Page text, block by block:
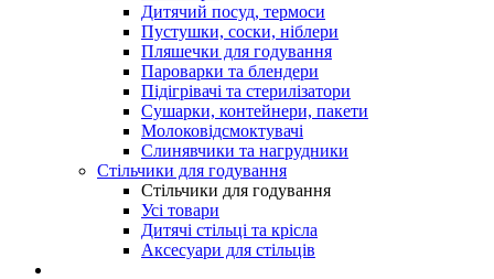
Дитячий посуд, термоси
Пустушки, соски, ніблери
Пляшечки для годування
Пароварки та блендери
Підігрівачі та стерилізатори
Сушарки, контейнери, пакети
Молоковідсмоктувачі
Слинявчики та нагрудники
Стільчики для годування
Стільчики для годування
Усі товари
Дитячі стільці та крісла
Аксесуари для стільців